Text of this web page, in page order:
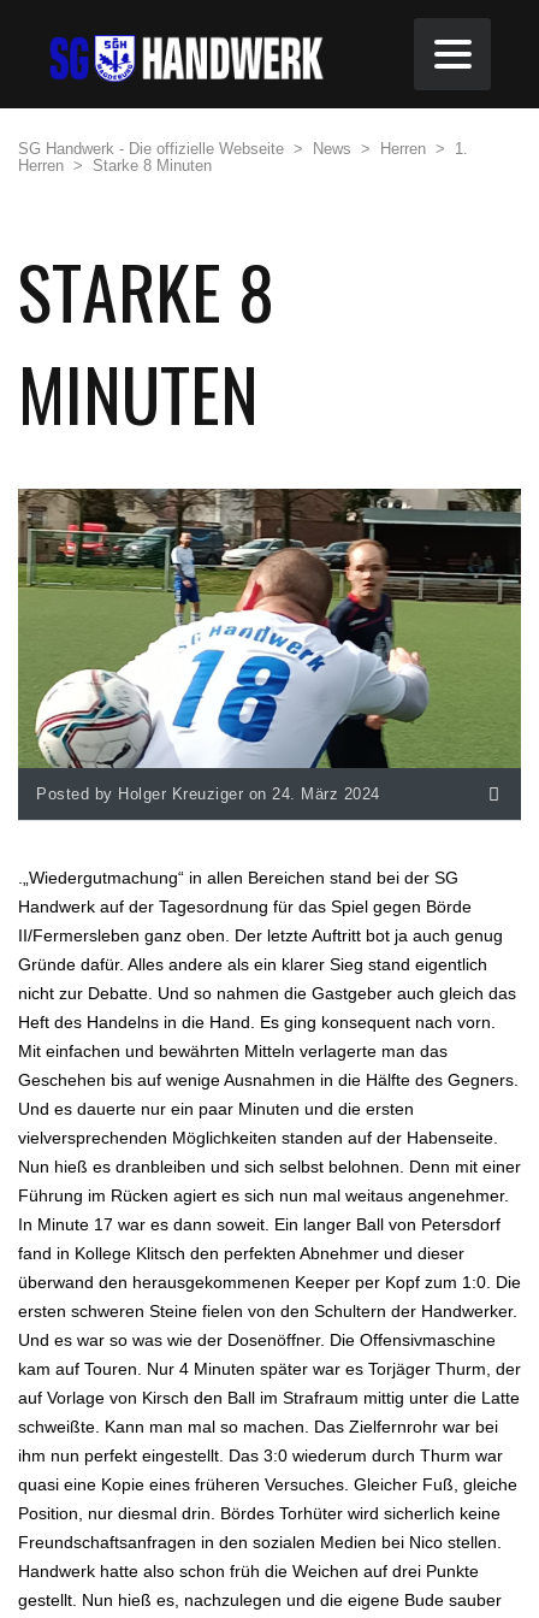
SG Handwerk - Die offizielle Webseite > News > Herren >
1.
Herren > Starke 8 Minuten
STARKE 8
MINUTEN
Posted by Holger Kreuziger on 24. März 2024
.„Wiedergutmachung“ in allen Bereichen stand bei der SG
Handwerk auf der Tagesordnung für das Spiel gegen Börde
II/Fermersleben ganz oben. Der letzte Auftritt bot ja auch genug
Gründe dafür. Alles andere als ein klarer Sieg stand eigentlich
nicht zur Debatte. Und so nahmen die Gastgeber auch gleich das
Heft des Handelns in die Hand. Es ging konsequent nach vorn.
Mit einfachen und bewährten Mitteln verlagerte man das
Geschehen bis auf wenige Ausnahmen in die Hälfte des Gegners.
Und es dauerte nur ein paar Minuten und die ersten
vielversprechenden Möglichkeiten standen auf der Habenseite.
Nun hieß es dranbleiben und sich selbst belohnen. Denn mit einer
Führung im Rücken agiert es sich nun mal weitaus angenehmer.
In Minute 17 war es dann soweit. Ein langer Ball von Petersdorf
fand in Kollege Klitsch den perfekten Abnehmer und dieser
überwand den herausgekommenen Keeper per Kopf zum 1:0. Die
ersten schweren Steine fielen von den Schultern der Handwerker.
Und es war so was wie der Dosenöffner. Die Offensivmaschine
kam auf Touren. Nur 4 Minuten später war es Torjäger Thurm, der
auf Vorlage von Kirsch den Ball im Strafraum mittig unter die Latte
schweißte. Kann man mal so machen. Das Zielfernrohr war bei
ihm nun perfekt eingestellt. Das 3:0 wiederum durch Thurm war
quasi eine Kopie eines früheren Versuches. Gleicher Fuß, gleiche
Position, nur diesmal drin. Bördes Torhüter wird sicherlich keine
Freundschaftsanfragen in den sozialen Medien bei Nico stellen.
Handwerk hatte also schon früh die Weichen auf drei Punkte
gestellt. Nun hieß es, nachzulegen und die eigene Bude sauber